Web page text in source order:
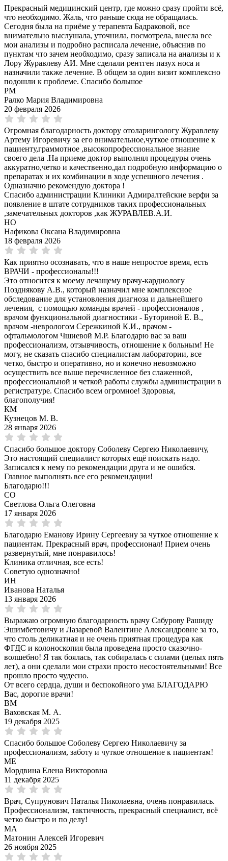
Прекрасный медицинский центр, где можно сразу пройти всё,
что необходимо. Жаль, что раньше сюда не обращалась.
Сегодня была на приёме у терапевта Бадраковой, все
внимательно выслушала, уточнила, посмотрела, внесла все
мои анализы и подробно расписала лечение, объяснив по
пунктам что зачем необходимо, сразу записала на анализы и к
Лору Журавлеву АИ. Мне сделали рентген пазух носа и
назначили также лечение. В общем за один визит комплексно
подошли к проблеме. Спасибо большое
РМ
Ралко Мария Владимировна
20 февраля 2026
Огромная благодарность доктору отоларингологу Журавлеву
Артему Игоревичу за его внимательное,чуткое отношение к
пациенту,граммотное ,высокопрофессиональное знание
своего дела .На приеме доктор выполнял процедуры очень
аккуратно,четко и качественно,дал подробную информацию о
препаратах и их комбинации в ходе успешного лечения .
Одназначно рекомендую доктора !
Спасибо администрации Клиники Адмиралтейские верфи за
появление в штате сотрудников таких профессиональных
,замечательных докторов ,как ЖУРАВЛЕВ.А.И.
НО
Нафикова Оксана Владимировна
18 февраля 2026
Как приятно осознавать, что в наше непростое время, есть
ВРАЧИ - профессионалы!!!
Это относится к моему лечащему врачу-кардиологу
Позднякову А.В., который назначил мне комплексное
обследование для установления диагноза и дальнейшего
лечения, с помощью команды врачей - профессионалов ,
врачом функциональной диагностики - Буториной Е. В.,
врачом -неврологом Сережкиной К.И., врачом -
офтальмологом Чшиевой М.Р. Благодарю вас за ваш
профессионализм, отзывчивость, отношение к больным! Не
могу, не сказать спасибо специалистам лаборатории, все
четко, быстро и оперативно, но и конечно невозможно
осуществить все выше перечисленное без слаженной,
профессиональной и четкой работы службы администрации в
регистратуре. Спасибо всем огромное! Здоровья,
благополучия!
КМ
Кузнецов М. В.
28 января 2026
Спасибо большое доктору Соболеву Сергею Николаевичу,
Это настоящий специалист которых ещё поискать надо.
Записался к нему по рекомендации друга и не ошибся.
Главное выполнять все его рекомендации!
Благодарю!!!
СО
Светлова Ольга Олеговна
17 января 2026
Благодарю Еманову Ирину Сергеевну за чуткое отношение к
пациентам. Прекрасный врач, профессионал! Прием очень
развернутый, мне понравилось!
Клиника отличная, все есть!
Советую однозначно!
ИН
Иванова Наталья
13 января 2026
Выражаю огромную благодарность врачу Сабурову Рашиду
Эшимбетовичу и Лазаревой Валентине Александровне за то,
что столь деликатная и не очень приятная процедура как
ФГДС и колоноскопия была проведена просто сказочно-
волшебно! Я так боялась, так собиралась с силами (целых пять
лет), а они сделали мои страхи просто несостоятельными! Все
прошло просто чудесно.
От всего сердца, души и беспокойного ума БЛАГОДАРЮ
Вас, дорогие врачи!
ВМ
Ваховская М. А.
19 декабря 2025
Спасибо большое Соболеву Сергею Николаевичу за
профессионализм, заботу и чуткое отношение к пациентам!
МЕ
Мордвина Елена Викторовна
11 декабря 2025
Врач, Супрунович Наталья Николаевна, очень понравилась.
Профессионализм, тактичность, прекрасный специалист, всё
четко быстро и по делу!
МА
Матонин Алексей Игоревич
26 ноября 2025